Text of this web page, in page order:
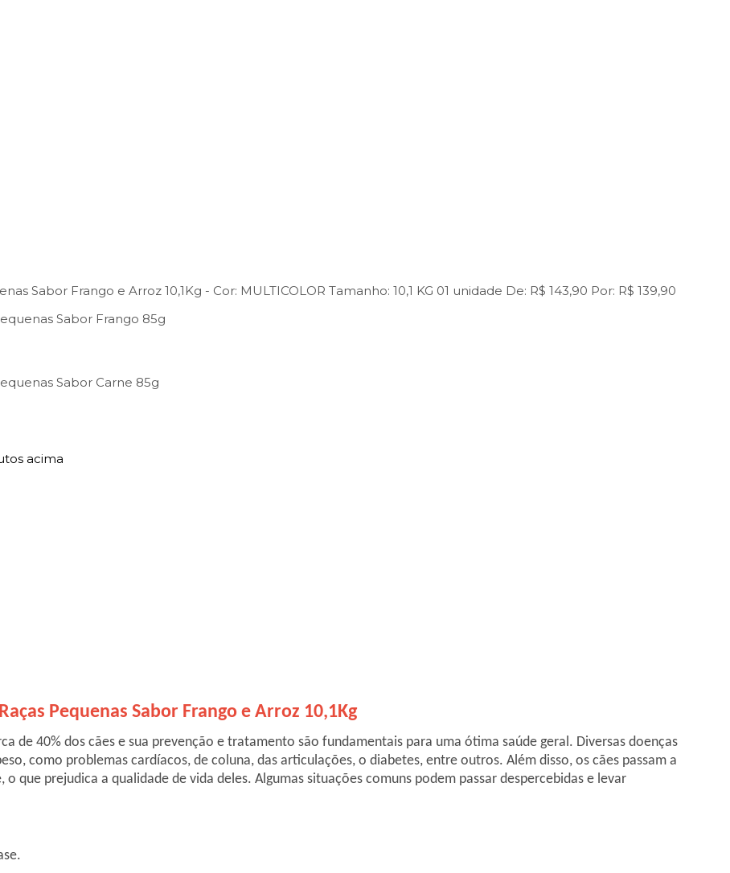
Sabor Frango e Arroz 10,1Kg - Cor: MULTICOLOR Tamanho: 10,1 KG 01 unidade De: R$ 143,90 Por: R$ 139,90
Sabor Frango 85g
Sabor Carne 85g
acima
Pequenas Sabor Frango e Arroz 10,1Kg
de 40% dos cães e sua prevenção e tratamento são fundamentais para uma ótima saúde geral. Diversas doenças
como problemas cardíacos, de coluna, das articulações, o diabetes, entre outros. Além disso, os cães passam a
que prejudica a qualidade de vida deles. Algumas situações comuns podem passar despercebidas e levar